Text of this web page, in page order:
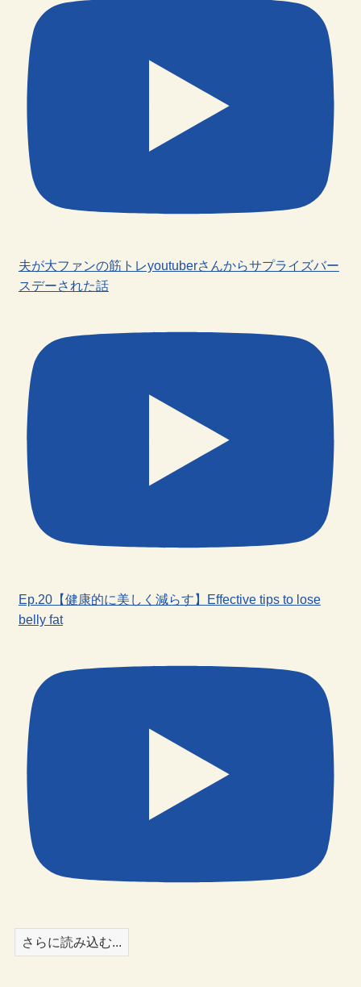
夫が大ファンの筋トレyoutuberさんからサプライズバー
スデーされた話
Ep.20【健康的に美しく減らす】Effective tips to lose
belly fat
さらに読み込む...